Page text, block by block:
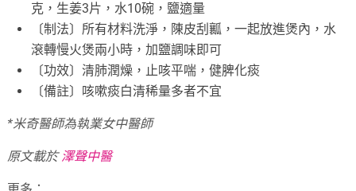
克，生姜3片，水10碗，鹽適量
〔制法〕所有材料洗淨，陳皮刮瓤，一起放進煲內，水
滾轉慢火煲兩小時，加鹽調味即可
〔功效〕清肺潤燥，止咳平喘，健脾化痰
〔備註〕咳嗽痰白清稀量多者不宜
*米奇醫師為執業女中醫師
原文載於澤聲中醫